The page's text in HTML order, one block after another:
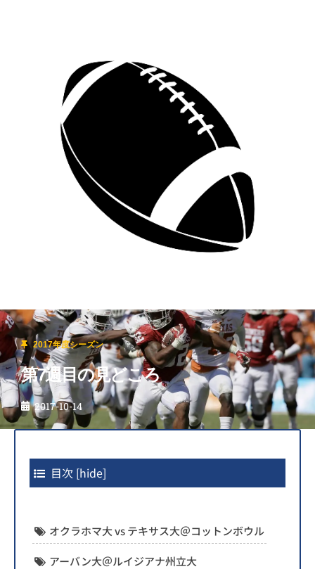
2017年度シーズン
第7週目の見どころ
2017-10-14
目次 [hide]
オクラホマ大 vs テキサス大＠コットンボウル
アーバン大＠ルイジアナ州立大